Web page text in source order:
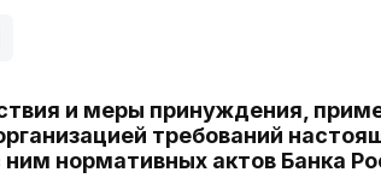
и меры принуждения,
требований
ним нормативных актов Банка